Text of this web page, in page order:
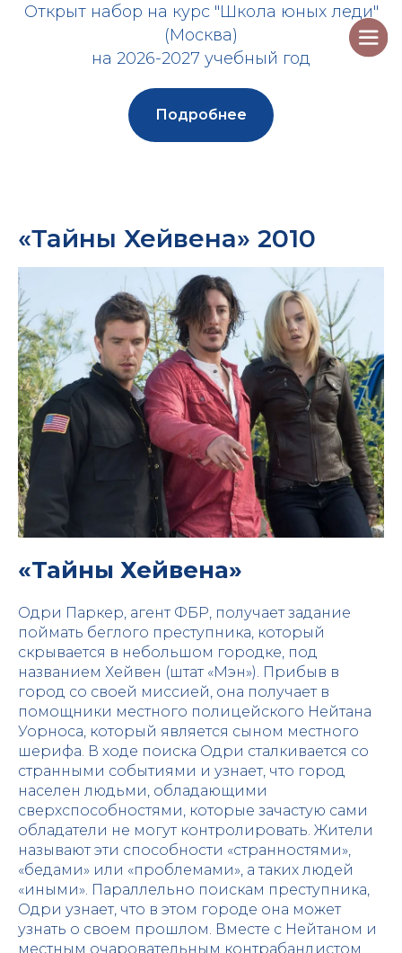
Открыт набор на курс "Школа юных леди"
(Москва)
на 2026-2027 учебный год
Подробнее
«Тайны Хейвена» 2010
«Тайны Хейвена»
Одри Паркер, агент ФБР, получает задание
поймать беглого преступника, который
скрывается в небольшом городке, под
названием Хейвен (штат «Мэн»). Прибыв в
город со своей миссией, она получает в
помощники местного полицейского Нейтана
Уорноса, который является сыном местного
шерифа. В ходе поиска Одри сталкивается со
странными событиями и узнает, что город
населен людьми, обладающими
сверхспособностями, которые зачастую сами
обладатели не могут контролировать. Жители
называют эти способности «странностями»,
«бедами» или «проблемами», а таких людей
«иными». Параллельно поискам преступника,
Одри узнает, что в этом городе она может
узнать о своем прошлом. Вместе с Нейтаном и
местным очаровательным контрабандистом